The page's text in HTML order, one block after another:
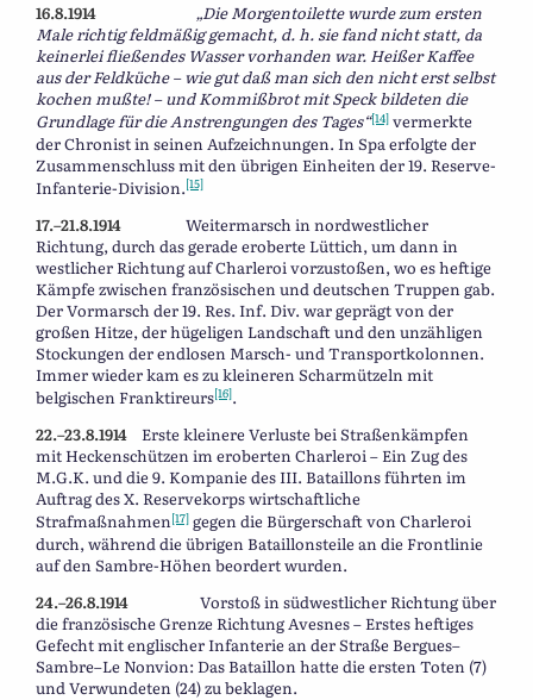
16.8.1914 „Die Morgentoilette wurde zum ersten
Male richtig feldmäßig gemacht, d. h. sie fand nicht statt, da
keinerlei fließendes Wasser vorhanden war. Heißer Kaffee
aus der Feldküche – wie gut daß man sich den nicht erst selbst
kochen mußte! – und Kommißbrot mit Speck bildeten die
Grundlage für die Anstrengungen des Tages“[14] vermerkte
der Chronist in seinen Aufzeichnungen. In Spa erfolgte der
Zusammenschluss mit den übrigen Einheiten der 19. Reserve-
Infanterie-Division.[15]
17.–21.8.1914 Weitermarsch in nordwestlicher
Richtung, durch das gerade eroberte Lüttich, um dann in
westlicher Richtung auf Charleroi vorzustoßen, wo es heftige
Kämpfe zwischen französischen und deutschen Truppen gab.
Der Vormarsch der 19. Res. Inf. Div. war geprägt von der
großen Hitze, der hügeligen Landschaft und den unzähligen
Stockungen der endlosen Marsch- und Transportkolonnen.
Immer wieder kam es zu kleineren Scharmützeln mit
belgischen Franktireurs[16].
22.–23.8.1914 Erste kleinere Verluste bei Straßenkämpfen
mit Heckenschützen im eroberten Charleroi – Ein Zug des
M.G.K. und die 9. Kompanie des III. Bataillons führten im
Auftrag des X. Reservekorps wirtschaftliche
Strafmaßnahmen[17] gegen die Bürgerschaft von Charleroi
durch, während die übrigen Bataillonsteile an die Frontlinie
auf den Sambre-Höhen beordert wurden.
24.–26.8.1914 Vorstoß in südwestlicher Richtung über
die französische Grenze Richtung Avesnes – Erstes heftiges
Gefecht mit englischer Infanterie an der Straße Bergues–
Sambre–Le Nonvion: Das Bataillon hatte die ersten Toten (7)
und Verwundeten (24) zu beklagen.